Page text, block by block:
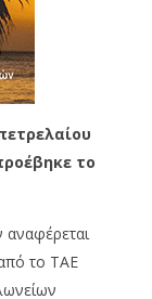
το
το ΤΑΕ